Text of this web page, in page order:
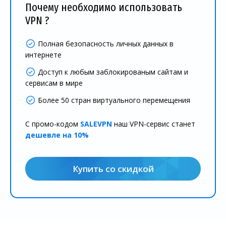
Почему необходимо использовать
VPN ?
Полная безопасность личных данных в
интернете
Доступ к любым заблокированым сайтам и
сервисам в мире
Более 50 стран виртуального перемещения
С промо-кодом SALEVPN наш VPN-сервис станет
дешевле на 10%
Купить со скидкой